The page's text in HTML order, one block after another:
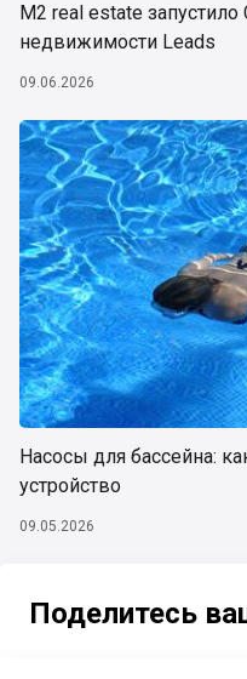
М2 real estate запустило
недвижимости Leads
09.06.2026
Насосы для бассейна:
устройство
09.05.2026
Поделитесь